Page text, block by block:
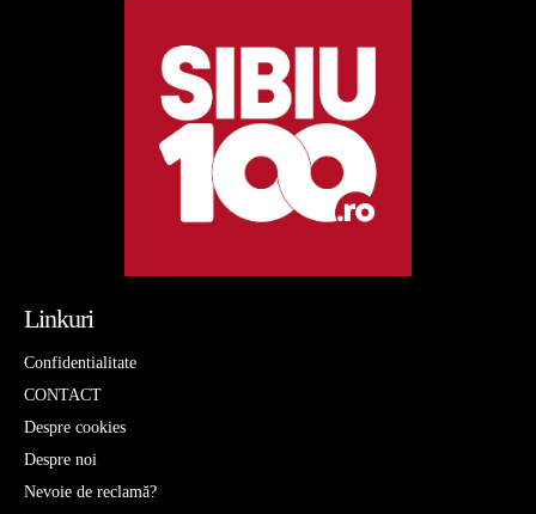
Linkuri
Confidentialitate
CONTACT
Despre cookies
Despre noi
Nevoie de reclamă?